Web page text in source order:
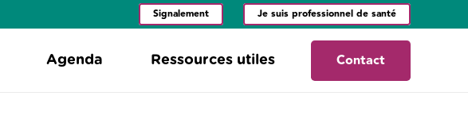
Signalement Je suis professionnel de santé
Agenda Ressources utiles Contact